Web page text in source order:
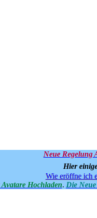
Neue Regelung
Hier
Wie eröffne ich
Avatare Hochladen. Die